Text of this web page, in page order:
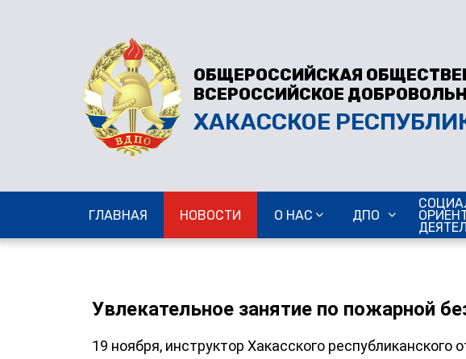
ОБЩЕРОССИЙСКАЯ
ВСЕРОССИЙСКОЕ
ХАКАССКОЕ
ГЛАВНАЯ НОВОСТИ О НАС ДПО
Увлекательное занятие по пожарной
19 ноября, инструктор Хакасского